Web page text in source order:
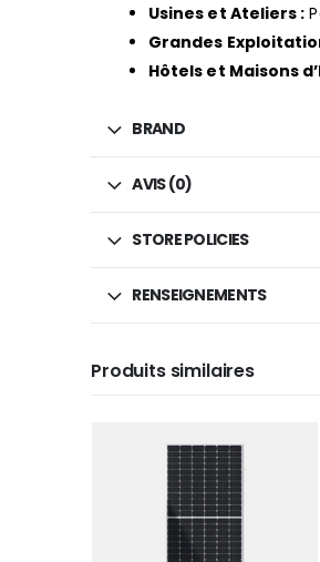
Usines et Ateliers :
Grandes
Hôtels et Maisons
BRAND
AVIS (0)
STORE POLICIES
RENSEIGNEMENTS
Produits similaires